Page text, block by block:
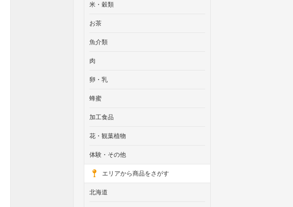
米・穀類
お茶
魚介類
肉
卵・乳
蜂蜜
加工食品
花・観葉植物
体験・その他
エリアから商品をさがす
北海道